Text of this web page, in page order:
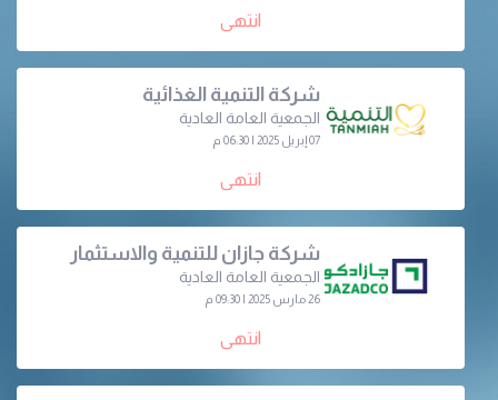
انتهى
شركة التنمية الغذائية
الجمعية العامة العادية
07 إبريل 2025 | 06:30 م
انتهى
شركة جازان للتنمية والاستثمار
الجمعية العامة العادية
26 مارس 2025 | 09:30 م
انتهى